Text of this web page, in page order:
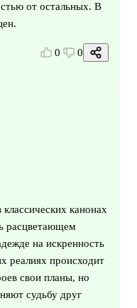
от остальных. В
0 0
канонах
расцветающем
на искренность
реалиях происходит
свои планы, но
судьбу друг